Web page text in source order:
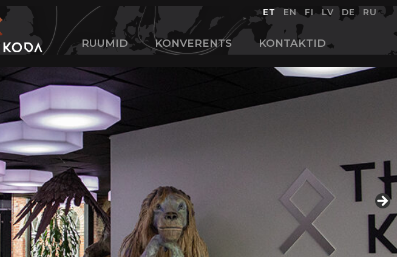
ET EN FI LV DE RU
RUUMID KONVERENTS KONTAKTID